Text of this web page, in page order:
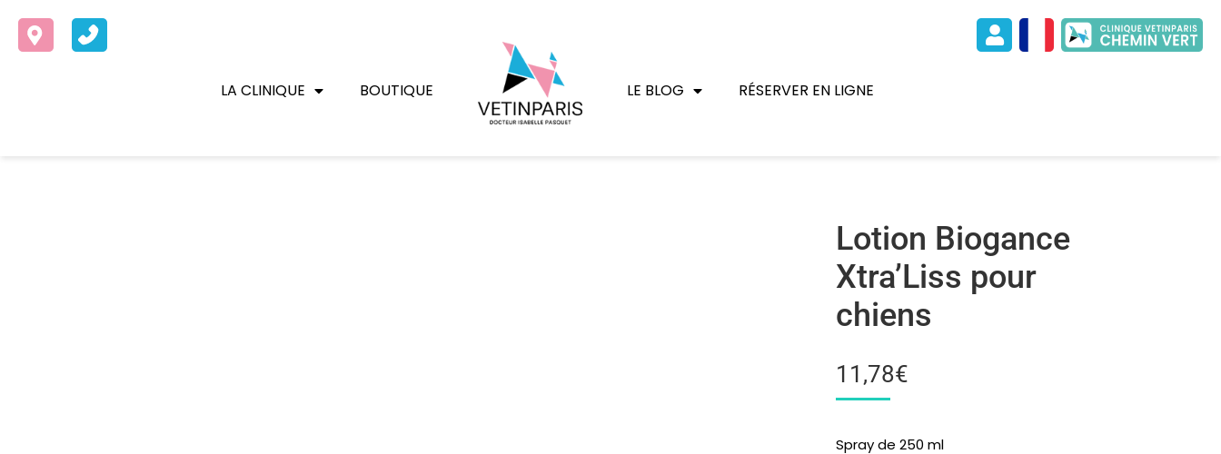
LA CLINIQUE BOUTIQUE LE BLOG RÉSERVER EN LIGNE
Lotion Biogance
Xtra’Liss pour
chiens
11,78€
Spray de 250 ml